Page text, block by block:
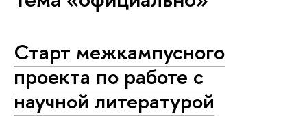
Старт межкампусного
проекта по работе с
научной литературой